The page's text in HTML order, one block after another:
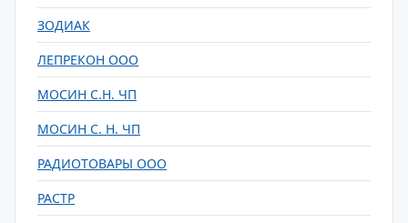
ЗОДИАК
ЛЕПРЕКОН ООО
МОСИН С.Н. ЧП
МОСИН С. Н. ЧП
РАДИОТОВАРЫ ООО
РАСТР